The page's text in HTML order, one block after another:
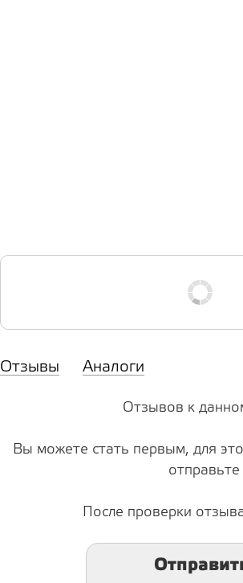
Отзывы Аналоги
Отзывов к
Вы можете стать первым, для
После проверки